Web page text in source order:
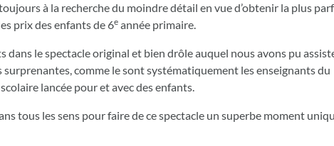
à la recherche du moindre détail en vue d’obtenir la plus
prix des enfants de 6e année primaire.
le spectacle original et bien drôle auquel nous avons pu
comme le sont systématiquement les enseignants du
lancée pour et avec des enfants.
tous les sens pour faire de ce spectacle un superbe moment